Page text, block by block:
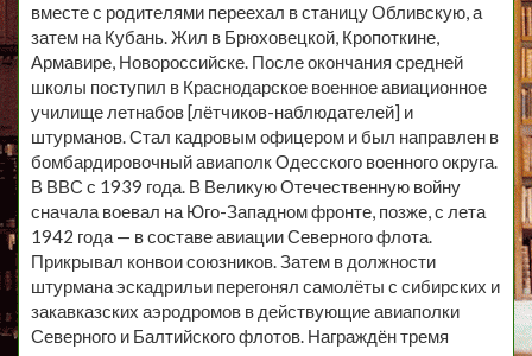
вместе с родителями переехал в станицу Обливскую, а
затем на Кубань. Жил в Брюховецкой, Кропоткине,
Армавире, Новороссийске. После окончания средней
школы поступил в Краснодарское военное авиационное
училище летнабов [лётчиков-наблюдателей] и
штурманов. Стал кадровым офицером и был направлен в
бомбардировочный авиаполк Одесского военного округа.
В ВВС с 1939 года. В Великую Отечественную войну
сначала воевал на Юго-Западном фронте, позже, с лета
1942 года — в составе авиации Северного флота.
Прикрывал конвои союзников. Затем в должности
штурмана эскадрильи перегонял самолёты с сибирских и
закавказских аэродромов в действующие авиаполки
Северного и Балтийского флотов. Награждён тремя